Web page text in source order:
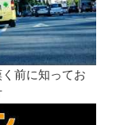
前に知ってお